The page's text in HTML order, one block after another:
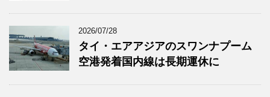
2026/07/28
タイ・エアアジアのスワンナプーム
空港発着国内線は長期運休に